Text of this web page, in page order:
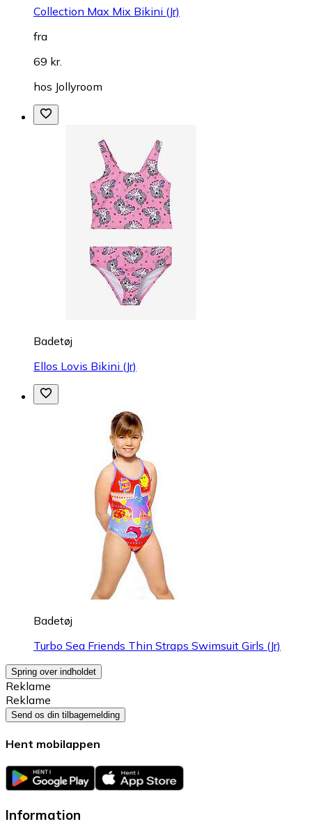
Collection Max Mix Bikini (Jr)
fra
69 kr.
hos Jollyroom
Badetøj
Ellos Lovis Bikini (Jr)
Badetøj
Turbo Sea Friends Thin Straps Swimsuit Girls (Jr)
Spring over indholdet
Reklame
Reklame
Send os din tilbagemelding
Hent mobilappen
Information